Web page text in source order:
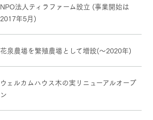
NPO法人ティラファーム設立 (事業開始は
2017年5月)
花泉農場を繁殖農場として増設(〜2020年)
ウェルカムハウス木の実リニューアルオープ
ン